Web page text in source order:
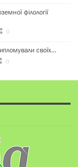
філології
0
своїх…
0